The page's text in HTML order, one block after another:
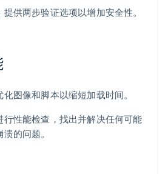
提供两步验证选项以增加安全性。
化图像和脚本以缩短加载时间。
行性能检查，找出并解决任何可能
的问题。